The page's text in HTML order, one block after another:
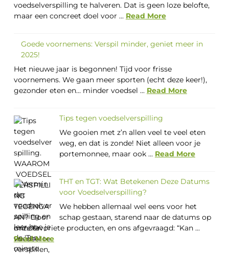
voedselverspilling te halveren. Dat is geen loze belofte,
maar een concreet doel voor ... Read More
Goede voornemens: Verspil minder, geniet meer in
2025!
Het nieuwe jaar is begonnen! Tijd voor frisse
voornemens. We gaan meer sporten (echt deze keer!),
gezonder eten en… minder voedsel ... Read More
Tips tegen voedselverspilling
We gooien met z’n allen veel te veel eten
weg, en dat is zonde! Niet alleen voor je
portemonnee, maar ook ... Read More
THT en TGT: Wat Betekenen Deze Datums
voor Voedselverspilling?
We hebben allemaal wel eens voor het
schap gestaan, starend naar de datums op
onze favoriete producten, en ons afgevraagd: “Kan ...
Read More